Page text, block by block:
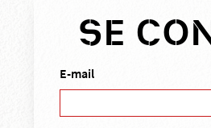
SE
E-mail